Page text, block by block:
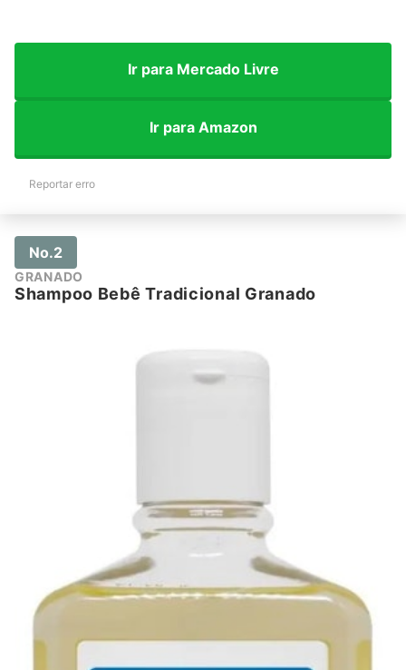
Ir para Mercado Livre
Ir para Amazon
Reportar erro
No.2
GRANADO
Shampoo Bebê Tradicional Granado